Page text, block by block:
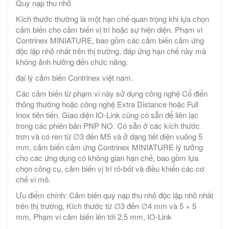
Quy nạp thu nhỏ
Kích thước thường là một hạn chế quan trọng khi lựa chọn
cảm biến cho cảm biến vị trí hoặc sự hiện diện. Phạm vi
Contrinex MINIATURE, bao gồm các cảm biến cảm ứng
độc lập nhỏ nhất trên thị trường, đáp ứng hạn chế này mà
không ảnh hưởng đến chức năng.
đại lý cảm biến Contrinex việt nam.
Các cảm biến từ phạm vi này sử dụng công nghệ Cổ điển
thông thường hoặc công nghệ Extra Distance hoặc Full
Inox tiên tiến. Giao diện IO-Link cũng có sẵn để liên lạc
trong các phiên bản PNP NO. Có sẵn ở các kích thước
trơn và có ren từ ∅3 đến M5 và ở dạng tiết diện vuông 5
mm, cảm biến cảm ứng Contrinex MINIATURE lý tưởng
cho các ứng dụng có không gian hạn chế, bao gồm lựa
chọn công cụ, cảm biến vị trí rô-bốt và điều khiển các cơ
chế vi mô.
Ưu điểm chính: Cảm biến quy nạp thu nhỏ độc lập nhỏ nhất
trên thị trường, Kích thước từ ∅3 đến ∅4 mm và 5 × 5
mm, Phạm vi cảm biến lên tới 2,5 mm, IO-Link